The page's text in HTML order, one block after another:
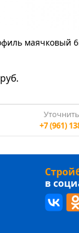
маячковый
руб.
+7 (961)
в